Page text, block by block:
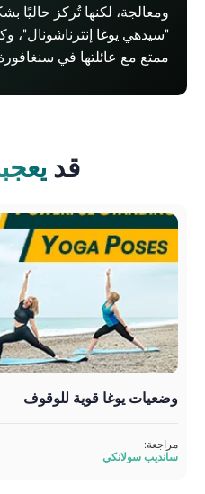
ومعالجة، لكنها تُركز حاليًا
"سيدهي يوغا إنترناشونال"،
ممتع مع عائلتها في سنغافورة.
قد
وضعيات يوغا قوية للوقوف
مراجعة:
سانديب سولانكي